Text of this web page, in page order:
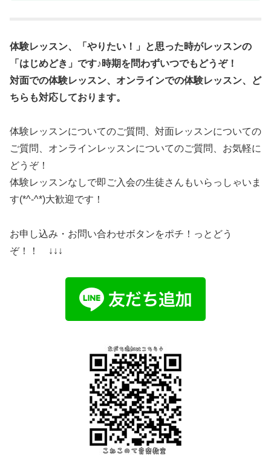
体験レッスン、「やりたい！」と思った時がレッスンの
「はじめどき」です♪時期を問わずいつでもどうぞ！
対面での体験レッスン、オンラインでの体験レッスン、ど
ちらも対応しております。
体験レッスンについてのご質問、対面レッスンについての
ご質問、オンラインレッスンについてのご質問、お気軽に
どうぞ！
体験レッスンなしで即ご入会の生徒さんもいらっしゃいま
す(*^-^*)大歓迎です！
お申し込み・お問い合わせボタンをポチ！っとどう
ぞ！！ ↓↓↓